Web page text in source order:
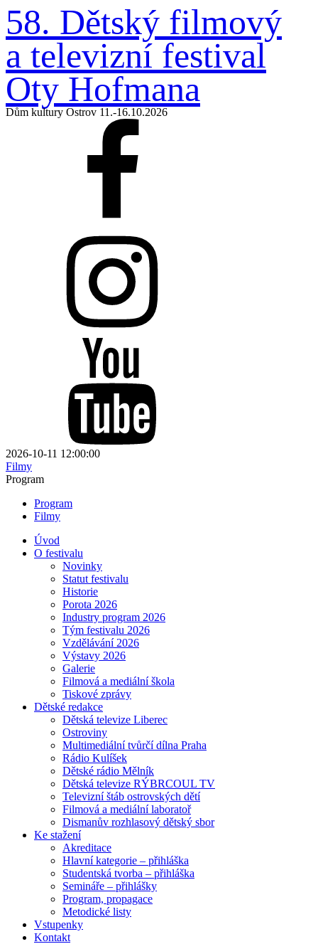
58. Dětský filmový
a televizní festival
Oty Hofmana
Dům kultury Ostrov 11.-16.10.2026
2026-10-11 12:00:00
Filmy
Program
Program
Filmy
Úvod
O festivalu
Novinky
Statut festivalu
Historie
Porota 2026
Industry program 2026
Tým festivalu 2026
Vzdělávání 2026
Výstavy 2026
Galerie
Filmová a mediální škola
Tiskové zprávy
Dětské redakce
Dětská televize Liberec
Ostroviny
Multimediální tvůrčí dílna Praha
Rádio Kulíšek
Dětské rádio Mělník
Dětská televize RÝBRCOUL TV
Televizní štáb ostrovských dětí
Filmová a mediální laboratoř
Dismanův rozhlasový dětský sbor
Ke stažení
Akreditace
Hlavní kategorie – přihláška
Studentská tvorba – přihláška
Semináře – přihlášky
Program, propagace
Metodické listy
Vstupenky
Kontakt